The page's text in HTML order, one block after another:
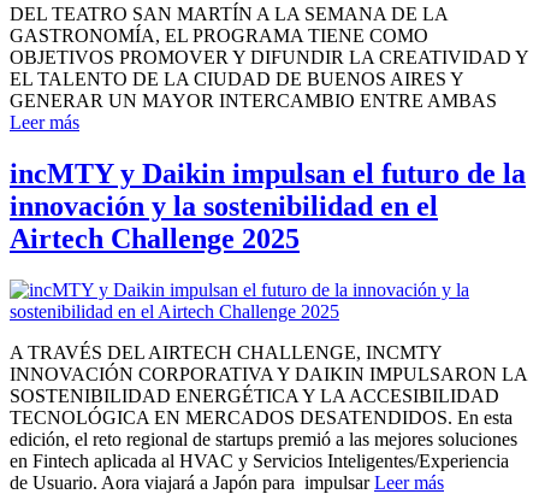
DEL TEATRO SAN MARTÍN A LA SEMANA DE LA
GASTRONOMÍA, EL PROGRAMA TIENE COMO
OBJETIVOS PROMOVER Y DIFUNDIR LA CREATIVIDAD Y
EL TALENTO DE LA CIUDAD DE BUENOS AIRES Y
GENERAR UN MAYOR INTERCAMBIO ENTRE AMBAS
Leer más
incMTY y Daikin impulsan el futuro de la
innovación y la sostenibilidad en el
Airtech Challenge 2025
A TRAVÉS DEL AIRTECH CHALLENGE, INCMTY
INNOVACIÓN CORPORATIVA Y DAIKIN IMPULSARON LA
SOSTENIBILIDAD ENERGÉTICA Y LA ACCESIBILIDAD
TECNOLÓGICA EN MERCADOS DESATENDIDOS. En esta
edición, el reto regional de startups premió a las mejores soluciones
en Fintech aplicada al HVAC y Servicios Inteligentes/Experiencia
de Usuario. Aora viajará a Japón para impulsarLeer más